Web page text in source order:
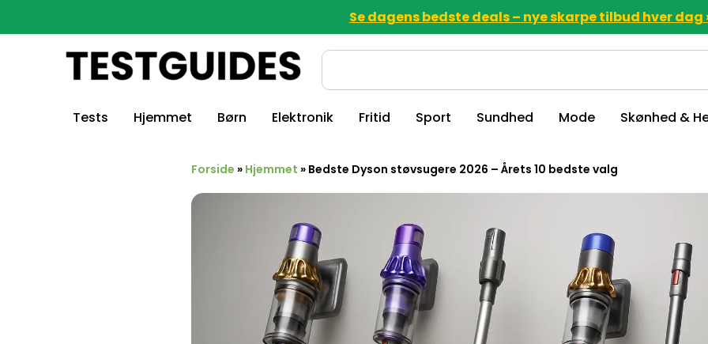
Se dagens bedste deals – nye skarpe tilbud hver dag
Tests Hjemmet Børn Elektronik Fritid Sport Sundhed Mode Skønhed &
Forside » Hjemmet » Bedste Dyson støvsugere 2026 – Årets 10 bedste valg